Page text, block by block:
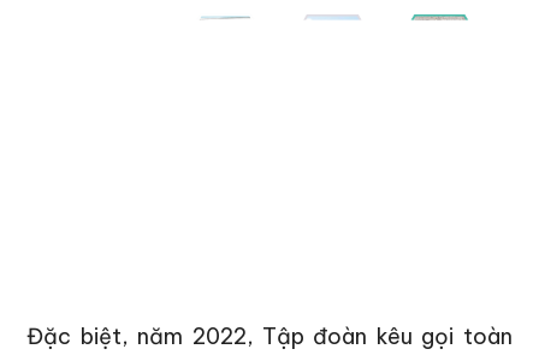
Đặc biệt, năm 2022, Tập đoàn kêu gọi toàn